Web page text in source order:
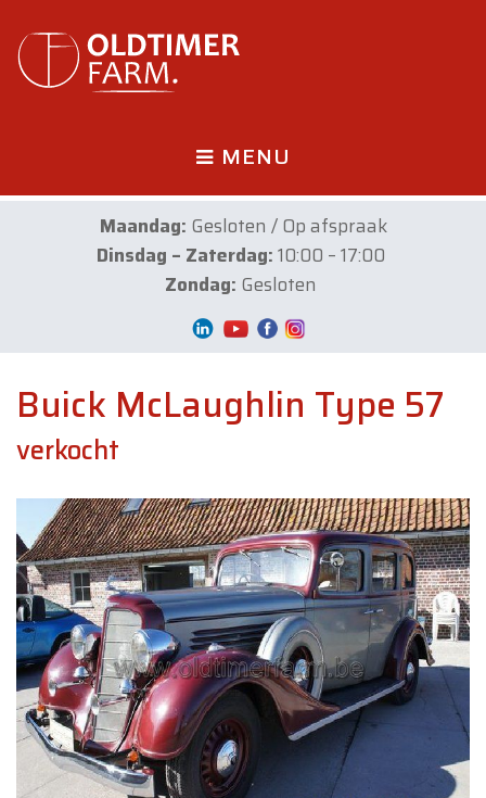
MENU
Maandag: Gesloten / Op afspraak
Dinsdag – Zaterdag:10:00 – 17:00
Zondag: Gesloten
Buick McLaughlin Type 57
verkocht